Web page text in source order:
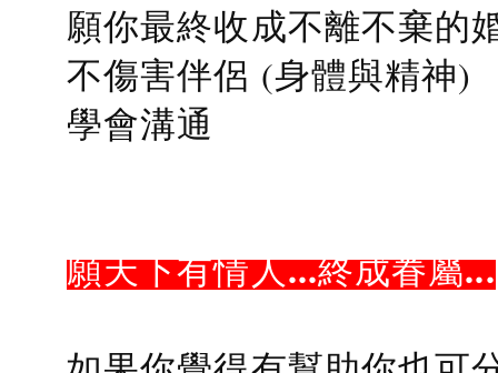
願你最終收成不離不棄的
不傷害伴侶 (身體與精神)
學會溝通
願天下有情人...終成眷屬...